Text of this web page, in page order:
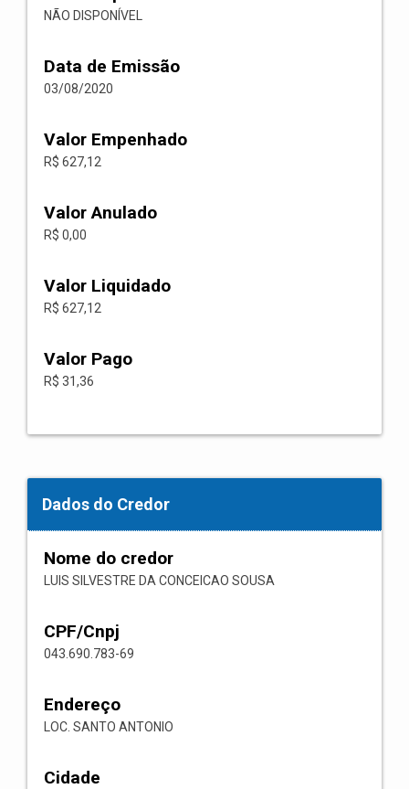
NÃO DISPONÍVEL
Data de Emissão
03/08/2020
Valor Empenhado
R$ 627,12
Valor Anulado
R$ 0,00
Valor Liquidado
R$ 627,12
Valor Pago
R$ 31,36
Dados do Credor
Nome do credor
LUIS SILVESTRE DA CONCEICAO SOUSA
CPF/Cnpj
043.690.783-69
Endereço
LOC. SANTO ANTONIO
Cidade